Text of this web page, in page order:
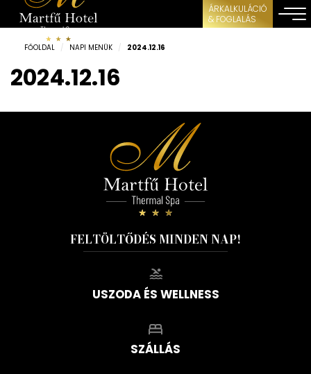
ÁRKALKULÁCIÓ
& FOGLALÁS
FŐOLDAL / NAPI MENÜK / 2024.12.16
2024.12.16
FELTÖLTŐDÉS MINDEN NAP!
USZODA ÉS WELLNESS
SZÁLLÁS